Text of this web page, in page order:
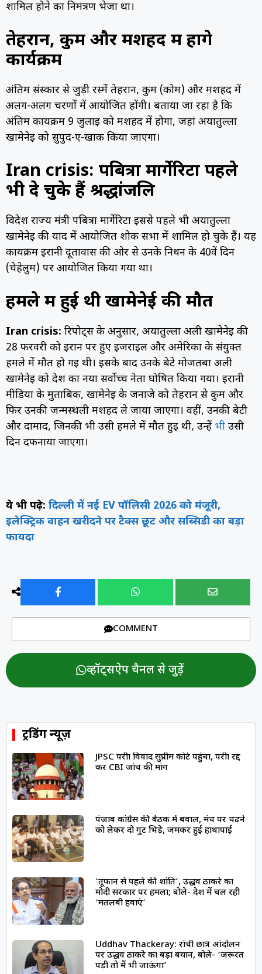
शामिल होने का निमंत्रण भेजा था।
तेहरान, कुम और मशहद में होंगे
कार्यक्रम
अंतिम संस्कार से जुड़ी रस्में तेहरान, कुम (कोम) और मशहद में
अलग-अलग चरणों में आयोजित होंगी। बताया जा रहा है कि
अंतिम कार्यक्रम 9 जुलाई को मशहद में होगा, जहां अयातुल्ला
खामेनेई को सुपुर्द-ए-खाक किया जाएगा।
Iran crisis: पबित्रा मार्गेरिटा पहले
भी दे चुके हैं श्रद्धांजलि
विदेश राज्य मंत्री पबित्रा मार्गेरिटा इससे पहले भी अयातुल्ला
खामेनेई की याद में आयोजित शोक सभा में शामिल हो चुके हैं। यह
कार्यक्रम ईरानी दूतावास की ओर से उनके निधन के 40वें दिन
(चेहेलुम) पर आयोजित किया गया था।
हमले में हुई थी खामेनेई की मौत
Iran crisis: रिपोर्ट्स के अनुसार, अयातुल्ला अली खामेनेई की
28 फरवरी को ईरान पर हुए इजराइल और अमेरिका के संयुक्त
हमले में मौत हो गई थी। इसके बाद उनके बेटे मोजतबा अली
खामेनेई को देश का नया सर्वोच्च नेता घोषित किया गया। ईरानी
मीडिया के मुताबिक, खामेनेई के जनाजे को तेहरान से कुम और
फिर उनकी जन्मस्थली मशहद ले जाया जाएगा। वहीं, उनकी बेटी
और दामाद, जिनकी भी उसी हमले में मौत हुई थी, उन्हें भी उसी
दिन दफनाया जाएगा।
ये भी पढ़े: दिल्ली में नई EV पॉलिसी 2026 को मंजूरी,
इलेक्ट्रिक वाहन खरीदने पर टैक्स छूट और सब्सिडी का बड़ा
फायदा
COMMENT
व्हॉट्सऐप चैनल से जुड़ें
ट्रेंडिंग न्यूज़
JPSC परीक्षा विवाद सुप्रीम कोर्ट पहुंचा, परीक्षा रद्द
कर CBI जांच की मांग
पंजाब कांग्रेस की बैठक में बवाल, मंच पर चढ़ने
को लेकर दो गुट भिड़े, जमकर हुई हाथापाई
‘तूफान से पहले की शांति’, उद्धव ठाकरे का
मोदी सरकार पर हमला; बोले- देश में चल रही
‘मतलबी हवाएं’
Uddhav Thackeray: रांची छात्र आंदोलन
पर उद्धव ठाकरे का बड़ा बयान, बोले- ‘जरूरत
पड़ी तो मैं भी जाऊंगा’